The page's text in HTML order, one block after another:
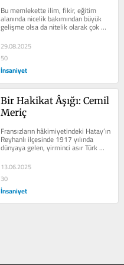
Bu memlekette ilim, fikir, eğitim
alanında nicelik bakımından büyük
gelişme olsa da nitelik olarak çok
gerideyiz maalesef! Bu ülkede...
29.08.2025
50
İnsaniyet
Bir Hakikat Âşığı: Cemil
Meriç
Fransızların hâkimiyetindeki Hatay’ın
Reyhanlı ilçesinde 1917 yılında
dünyaya gelen, yirminci asır Türk
düşünce ve edebiyat...
13.06.2025
30
İnsaniyet